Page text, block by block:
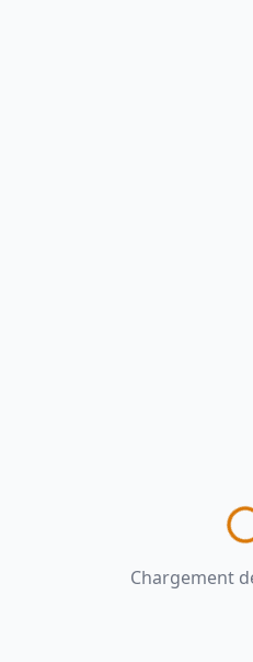
Chargement